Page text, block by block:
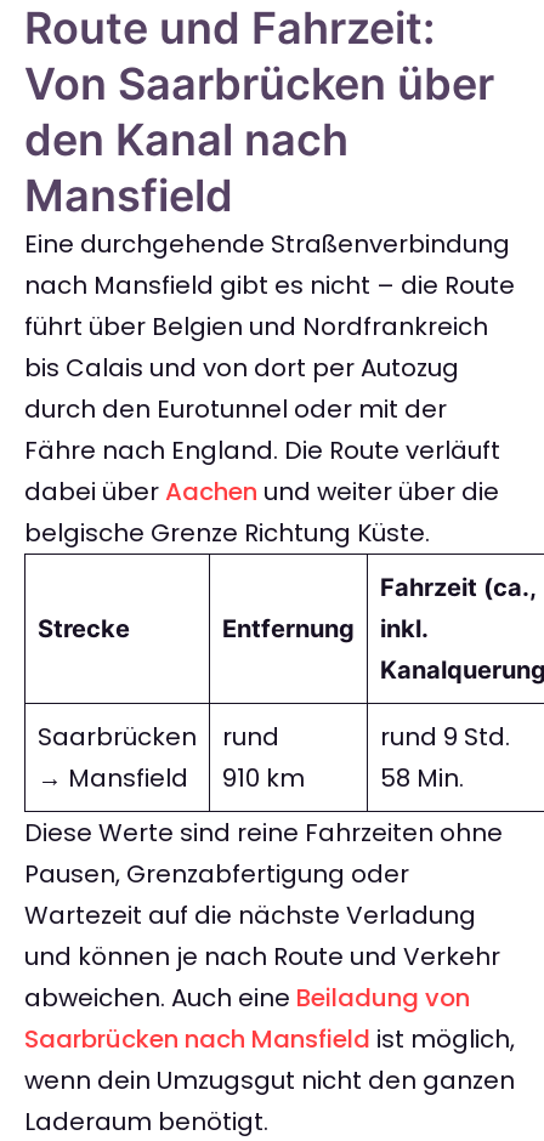
Route und Fahrzeit:
Von Saarbrücken über
den Kanal nach
Mansfield
Eine durchgehende Straßenverbindung
nach Mansfield gibt es nicht – die Route
führt über Belgien und Nordfrankreich
bis Calais und von dort per Autozug
durch den Eurotunnel oder mit der
Fähre nach England. Die Route verläuft
dabei überAachen und weiter über die
belgische Grenze Richtung Küste.
Strecke Entfernung
Fahrzeit (ca.,
inkl.
Saarbrücken
→ Mansfield
rund
910 km
rund 9 Std.
58 Min.
Diese Werte sind reine Fahrzeiten ohne
Pausen, Grenzabfertigung oder
Wartezeit auf die nächste Verladung
und können je nach Route und Verkehr
abweichen. Auch eine Beiladung von
Saarbrücken nach Mansfield ist möglich,
wenn dein Umzugsgut nicht den ganzen
Laderaum benötigt.